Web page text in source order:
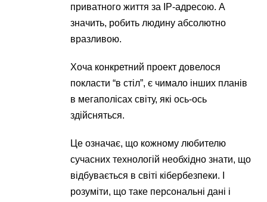
приватного життя за IP-адресою. А
значить, робить людину абсолютно
вразливою.
Хоча конкретний проект довелося
покласти “в стіл”, є чимало інших планів
в мегаполісах світу, які ось-ось
здійсняться.
Це означає, що кожному любителю
сучасних технологій необхідно знати, що
відбувається в світі кібербезпеки. І
розуміти, що таке персональні дані і